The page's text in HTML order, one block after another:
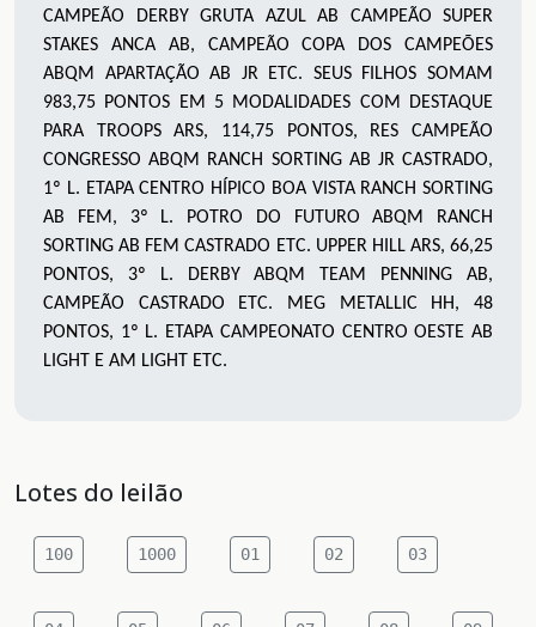
CAMPEÃO DERBY GRUTA AZUL AB CAMPEÃO SUPER
STAKES ANCA AB, CAMPEÃO COPA DOS CAMPEÕES
ABQM APARTAÇÃO AB JR ETC. SEUS FILHOS SOMAM
983,75 PONTOS EM 5 MODALIDADES COM DESTAQUE
PARA TROOPS ARS, 114,75 PONTOS, RES CAMPEÃO
CONGRESSO ABQM RANCH SORTING AB JR CASTRADO,
1º L. ETAPA CENTRO HÍPICO BOA VISTA RANCH SORTING
AB FEM, 3º L. POTRO DO FUTURO ABQM RANCH
SORTING AB FEM CASTRADO ETC. UPPER HILL ARS, 66,25
PONTOS, 3º L. DERBY ABQM TEAM PENNING AB,
CAMPEÃO CASTRADO ETC. MEG METALLIC HH, 48
PONTOS, 1º L. ETAPA CAMPEONATO CENTRO OESTE AB
LIGHT E AM LIGHT ETC.
Lotes do leilão
100 1000 01 02 03